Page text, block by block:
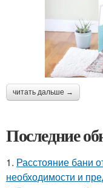
читать дальше →
Последние
1. Расстояние бани
необходимости и